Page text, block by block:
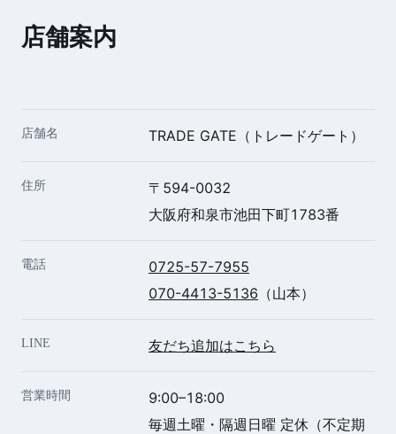
店舗案内
店舗名 TRADE GATE（トレードゲート）
住所
〒594-0032
大阪府和泉市池田下町1783番
電話
0725-57-7955
070-4413-5136 （山本）
LINE 友だち追加はこちら
営業時間
9:00–18:00
毎週土曜・隔週日曜 定休（不定期